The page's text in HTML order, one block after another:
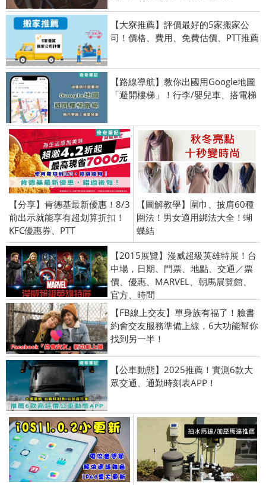
【大寮推薦】評價最好的5家搬家公
司！價格、費用、免費估價、PTT推薦
【路線導航】教你出國用Google地圖
「避開樓梯」！行李/嬰兒車、搭電梯
【分享】肯德基最新優惠！8/3
前出示就能享有超划算折扣！
KFC優惠券、PTT
【圖解教學】圍巾、披肩60種
圍法！男女適用綁法大全！蝴
蝶結
【2015展覽】漫威超級英雄特展！台
中場，日期、門票、地點、交通／票
價、優惠、MARVEL、朝馬展覽館、
官方、時間
【FB線上交友】單身族有福了！臉書
約會交友服務準備上線，6大功能幫你
找到另一半！
【公車動態】2025推薦！實測6款大
眾交通、通勤時刻表APP！